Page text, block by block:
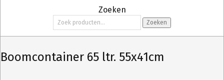
Zoeken
Zoeken
naar:
Zoeken
Boomcontainer 65 ltr. 55x41cm